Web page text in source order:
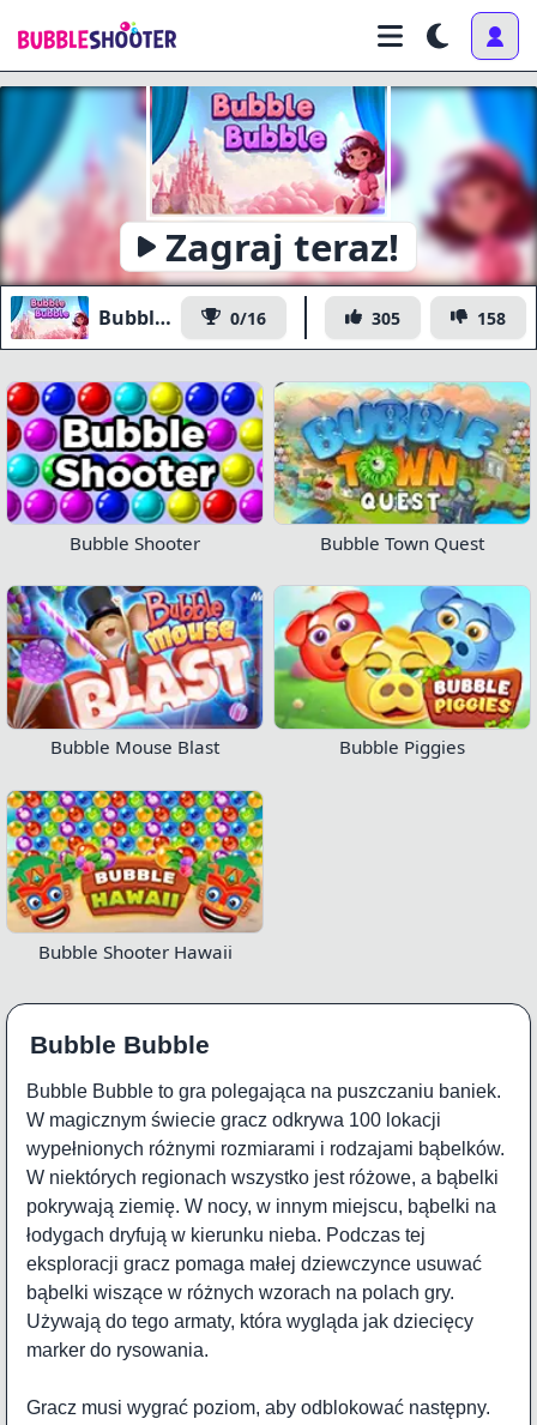
Zagraj teraz!
Bubble Bubble 0/16 305 158
Bubble Shooter Bubble Town Quest
Bubble Mouse Blast Bubble Piggies
Bubble Shooter Hawaii
Bubble Bubble
Bubble Bubble to gra polegająca na puszczaniu baniek.
W magicznym świecie gracz odkrywa 100 lokacji
wypełnionych różnymi rozmiarami i rodzajami bąbelków.
W niektórych regionach wszystko jest różowe, a bąbelki
pokrywają ziemię. W nocy, w innym miejscu, bąbelki na
łodygach dryfują w kierunku nieba. Podczas tej
eksploracji gracz pomaga małej dziewczynce usuwać
bąbelki wiszące w różnych wzorach na polach gry.
Używają do tego armaty, która wygląda jak dziecięcy
marker do rysowania.
Gracz musi wygrać poziom, aby odblokować następny.